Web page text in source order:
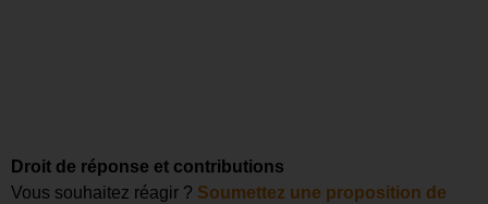
Droit de réponse et contributions
Vous souhaitez réagir ? Soumettez une proposition de